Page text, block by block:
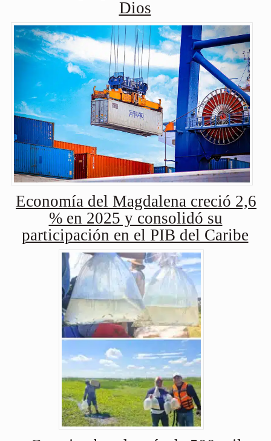
Dios
Economía del Magdalena creció 2,6
% en 2025 y consolidó su
participación en el PIB del Caribe